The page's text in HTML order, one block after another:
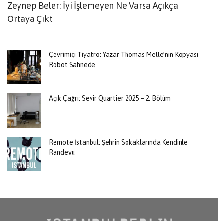
Zeynep Beler: İyi İşlemeyen Ne Varsa Açıkça
Ortaya Çıktı
Çevrimiçi Tiyatro: Yazar Thomas Melle’nin Kopyası
Robot Sahnede
Açık Çağrı: Seyir Quartier 2025 – 2. Bölüm
Remote İstanbul: Şehrin Sokaklarında Kendinle
Randevu